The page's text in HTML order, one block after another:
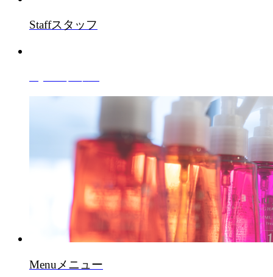
Staffスタッフ
Menu メニュー